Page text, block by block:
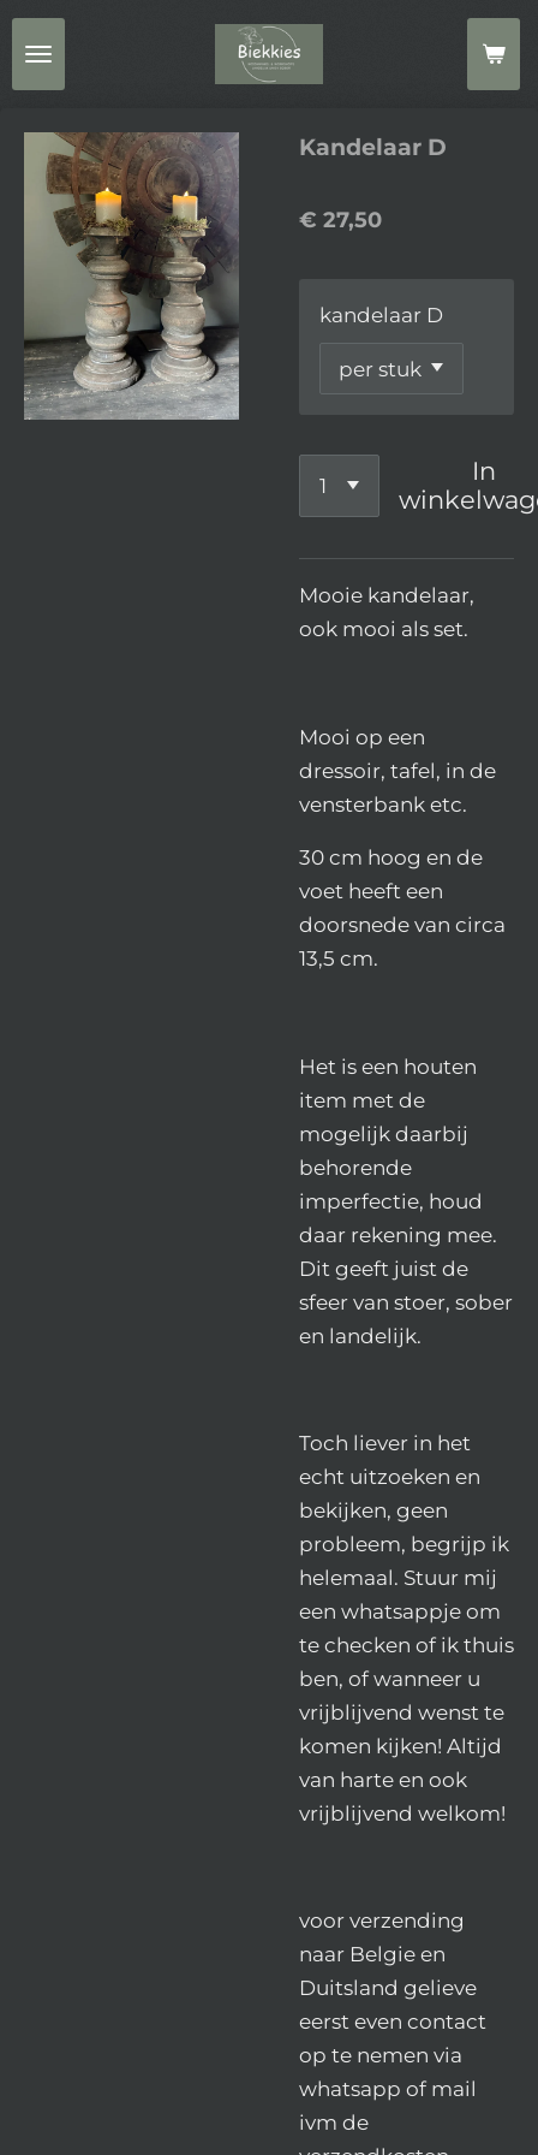
Ga
direct
naar
de
hoofdinhoud
Kandelaar D
€ 27,50
kandelaar D
In
Mooie kandelaar,
ook mooi als set.
Mooi op een
dressoir, tafel, in de
vensterbank etc.
30 cm hoog en de
voet heeft een
doorsnede van circa
13,5 cm.
Het is een houten
item met de
mogelijk daarbij
behorende
imperfectie, houd
daar rekening mee.
Dit geeft juist de
sfeer van stoer, sober
en landelijk.
Toch liever in het
echt uitzoeken en
bekijken, geen
probleem, begrijp ik
helemaal. Stuur mij
een whatsappje om
te checken of ik thuis
ben, of wanneer u
vrijblijvend wenst te
komen kijken! Altijd
van harte en ook
vrijblijvend welkom!
voor verzending
naar Belgie en
Duitsland gelieve
eerst even contact
op te nemen via
whatsapp of mail
ivm de